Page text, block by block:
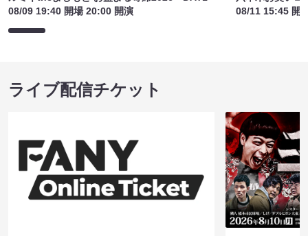
08/09 19:40 開場 20:00 開演
08/11 15:45 開
ライブ配信チケット